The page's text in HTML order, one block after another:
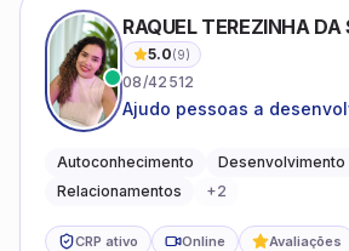
RAQUEL TEREZINHA DA
5.0(9)
08/42512
Ajudo pessoas a
Autoconhecimento
Desenvolvimento
Relacionamentos
+2
CRP ativo Online Avaliações